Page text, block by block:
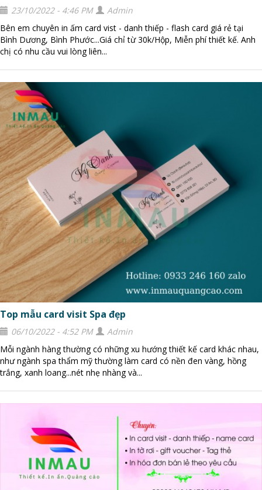
23/10/2022 - 4:46 PM
Admin
Bên em chuyên in ấm card vist - danh thiếp - flash card giá rẻ tại
Bình Dương, Bình Phước...Giá chỉ từ 30k/Hộp, Miễn phí thiết kế. Anh
chị có nhu cầu vui lòng liên...
Top mẫu card visit Spa đẹp
06/10/2022 - 4:52 PM
Admin
Mỗi ngành hàng thường có những xu hướng thiết kế card khác nhau,
như ngành spa thẩm mỹ thường làm card có nền đen vàng, hồng
trắng, xanh loang...nét nhẹ nhàng và...